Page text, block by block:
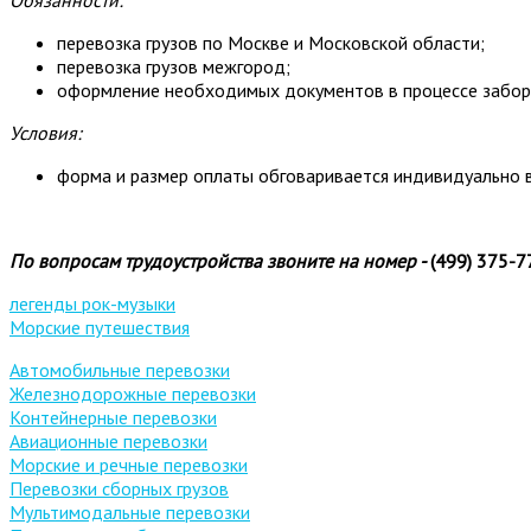
перевозка грузов по Москве и Московской области;
перевозка грузов межгород;
оформление необходимых документов в процессе
Условия:
форма и размер оплаты обговаривается индивидуально
По вопросам трудоустройства звоните на номер -(499) 375-
легенды рок-музыки
Морские путешествия
Автомобильные перевозки
Железнодорожные перевозки
Контейнерные перевозки
Авиационные перевозки
Морские и речные перевозки
Перевозки сборных грузов
Мультимодальные перевозки